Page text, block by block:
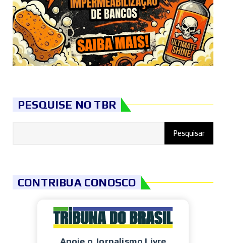
PESQUISE NO TBR
CONTRIBUA CONOSCO